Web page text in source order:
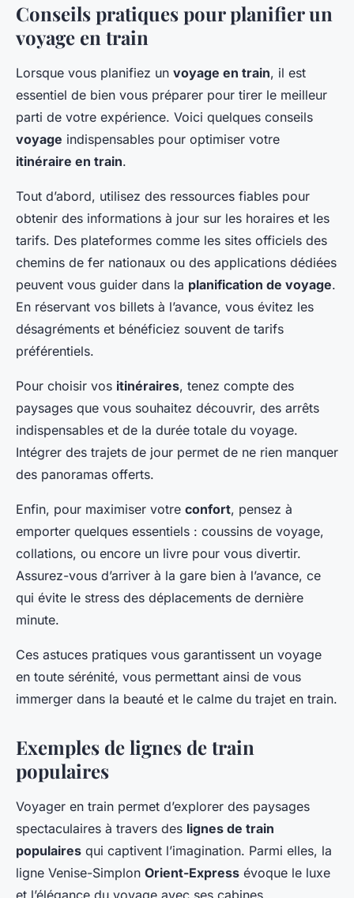
Conseils pratiques pour planifier un
voyage en train
Lorsque vous planifiez un voyage en train, il est
essentiel de bien vous préparer pour tirer le meilleur
parti de votre expérience. Voici quelques conseils
voyage indispensables pour optimiser votre
itinéraire en train.
Tout d’abord, utilisez des ressources fiables pour
obtenir des informations à jour sur les horaires et les
tarifs. Des plateformes comme les sites officiels des
chemins de fer nationaux ou des applications dédiées
peuvent vous guider dans la planification de voyage.
En réservant vos billets à l’avance, vous évitez les
désagréments et bénéficiez souvent de tarifs
préférentiels.
Pour choisir vos itinéraires, tenez compte des
paysages que vous souhaitez découvrir, des arrêts
indispensables et de la durée totale du voyage.
Intégrer des trajets de jour permet de ne rien manquer
des panoramas offerts.
Enfin, pour maximiser votre confort, pensez à
emporter quelques essentiels : coussins de voyage,
collations, ou encore un livre pour vous divertir.
Assurez-vous d’arriver à la gare bien à l’avance, ce
qui évite le stress des déplacements de dernière
minute.
Ces astuces pratiques vous garantissent un voyage
en toute sérénité, vous permettant ainsi de vous
immerger dans la beauté et le calme du trajet en train.
Exemples de lignes de train
populaires
Voyager en train permet d’explorer des paysages
spectaculaires à travers des lignes de train
populaires qui captivent l’imagination. Parmi elles, la
ligne Venise-Simplon Orient-Express évoque le luxe